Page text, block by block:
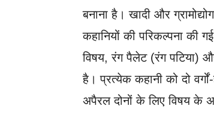
बनाना है। खादी और
कहानियों की परिकल्पना की
विषय, रंग पैलेट (रंग पटिया)
है। प्रत्येक कहानी को दो
अपैरल दोनों के लिए विषय के